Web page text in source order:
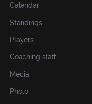
Calendar
Standings
Players
Coaching staff
Media
Photo